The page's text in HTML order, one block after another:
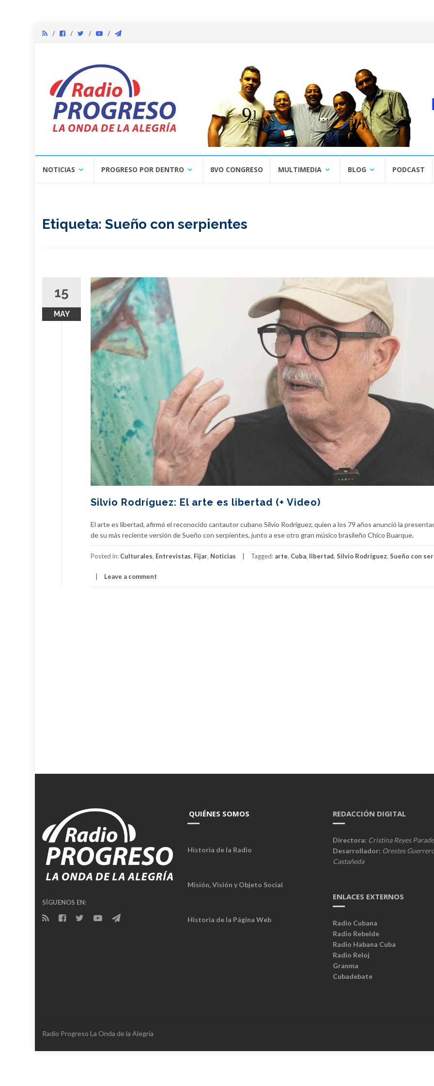
NOTICIAS PROGRESO POR DENTRO 8VO CONGRESO MULTIMEDIA BLOG PODCAST
Etiqueta: Sueño con serpientes
15
MAY
Silvio Rodríguez: El arte es libertad (+ Video)
El arte es libertad, afirmó el reconocido cantautor cubano Silvio Rodríguez, quien a los 79 años anunció la
de su más reciente versión de Sueño con serpientes, junto a ese otro gran músico brasileño Chico Buarque.
Posted in: Culturales, Entrevistas, Fijar, Noticias Tagged: arte, Cuba, libertad, Silvio Rodríguez, Sueño con
Leave a comment
SÍGUENOS EN:
QUIÉNES SOMOS
Historia de la Radio
Misión, Visión y Objeto Social
Historia de la Página Web
REDACCIÓN DIGITAL
Directora: Cristina Reyes
Desarrollador: Orestes
Castañeda
ENLACES EXTERNOS
Radio Cubana
Radio Rebelde
Radio Habana Cuba
Radio Reloj
Granma
Cubadebate
Radio Progreso La Onda de la Alegría